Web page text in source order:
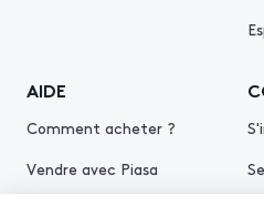
AIDE
Comment acheter ?
Vendre avec Piasa